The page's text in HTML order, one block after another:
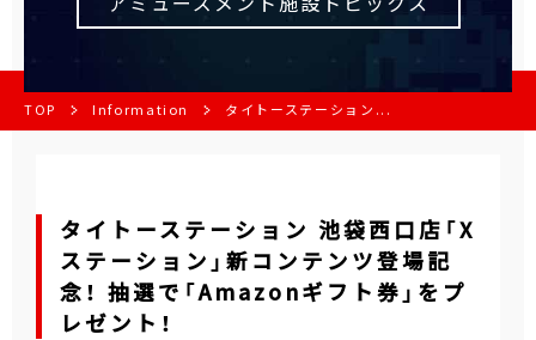
TOP Information タイトーステーション...
タイトーステーション 池袋西口店「X
ステーション」新コンテンツ登場記
念！ 抽選で「Amazonギフト券」をプ
レゼント！